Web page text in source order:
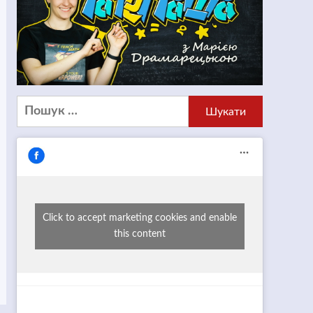
Пошук:
Click to accept marketing cookies and enable
this content